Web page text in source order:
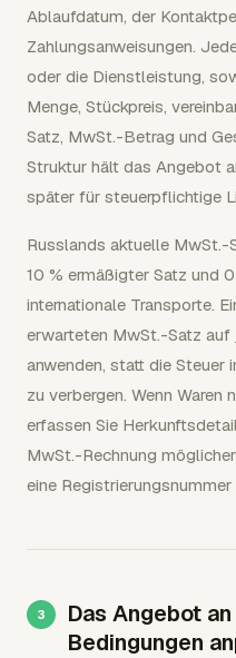
Ablaufdatum, der
Zahlungsanweisungen.
oder die Dienstleistung,
Menge, Stückpreis,
Satz, MwSt.-Betrag und
Struktur hält das Angebot
später für steuerpflichtige
Russlands aktuelle MwSt.-
10 % ermäßigter Satz und
internationale Transporte.
erwarteten MwSt.-Satz
anwenden, statt die Steuer
zu verbergen. Wenn Waren
erfassen Sie
MwSt.-Rechnung
eine
Das Angebot
Bedingungen